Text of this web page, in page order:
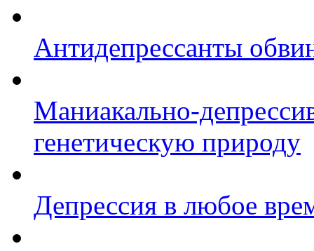
Антидепрессанты
Маниакально-
генетическую природу
Депрессия в любое